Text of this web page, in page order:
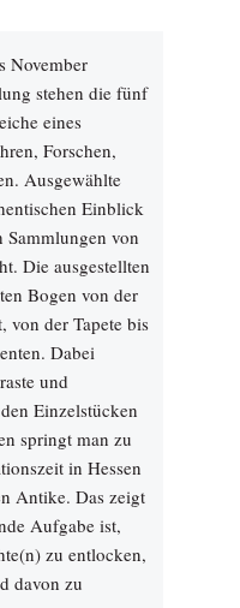
November
stehen die fünf
eines
Forschen,
Ausgewählte
Einblick
von
Die ausgestellten
Bogen von der
von der Tapete bis
Dabei
und
Einzelstücken
springt man zu
in Hessen
Antike. Das zeigt
Aufgabe ist,
zu entlocken,
davon zu